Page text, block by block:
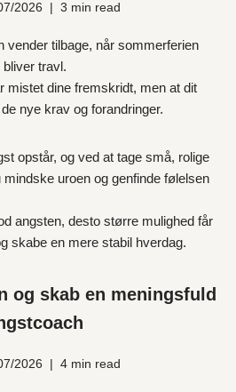
2026 3 min read
vender tilbage, når sommerferien
travl.
mistet dine fremskridt, men at dit
nye krav og forandringer.
opstår, og ved at tage små, rolige
uroen og genfinde følelsen
angsten, desto større mulighed får
skabe en mere stabil hverdag.
og skab en meningsfuld
2026 4 min read